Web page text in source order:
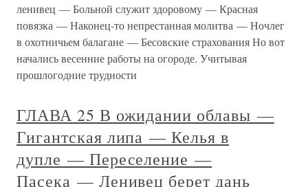
ленивец — Больной служит здоровому — Красная
повязка — Наконец-то непрестанная молитва — Ночлег
в охотничьем балагане — Бесовские страхования Но вот
начались весенние работы на огороде. Учитывая
прошлогодние трудности
ГЛАВА 25 В ожидании облавы —
Гигантская липа — Келья в
дупле — Переселение —
Пасека — Ленивец берет дань